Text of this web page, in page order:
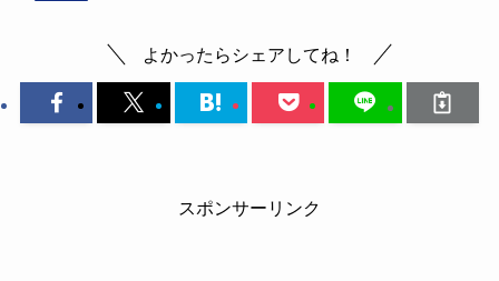
よかったらシェアしてね！
スポンサーリンク